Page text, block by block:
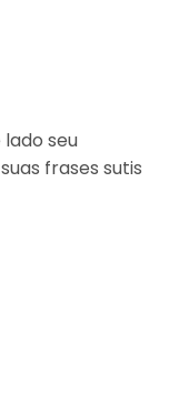
lado seu
frases sutis